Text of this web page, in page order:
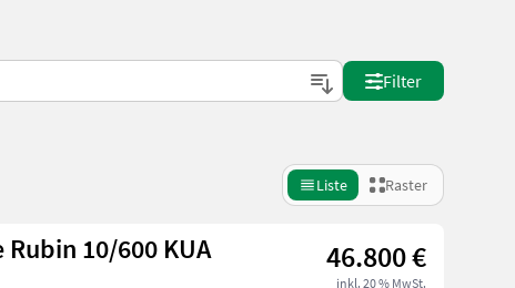
Filter
Liste Raster
10/600 KUA 46.800 €
inkl. 20 % MwSt.